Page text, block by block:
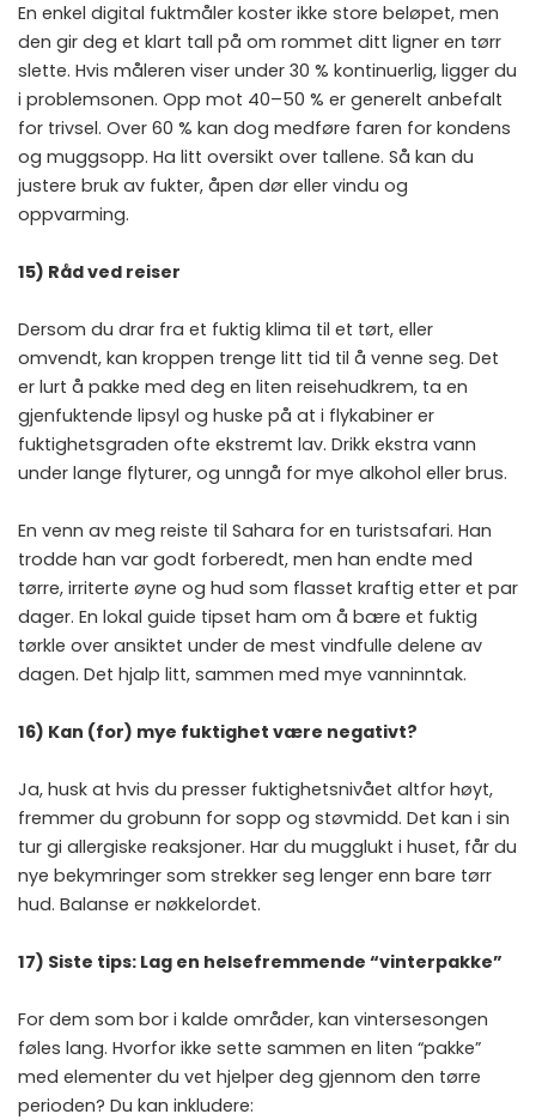
En enkel digital fuktmåler koster ikke store beløpet, men
den gir deg et klart tall på om rommet ditt ligner en tørr
slette. Hvis måleren viser under 30 % kontinuerlig, ligger du
i problemsonen. Opp mot 40–50 % er generelt anbefalt
for trivsel. Over 60 % kan dog medføre faren for kondens
og muggsopp. Ha litt oversikt over tallene. Så kan du
justere bruk av fukter, åpen dør eller vindu og
oppvarming.
15) Råd ved reiser
Dersom du drar fra et fuktig klima til et tørt, eller
omvendt, kan kroppen trenge litt tid til å venne seg. Det
er lurt å pakke med deg en liten reisehudkrem, ta en
gjenfuktende lipsyl og huske på at i flykabiner er
fuktighetsgraden ofte ekstremt lav. Drikk ekstra vann
under lange flyturer, og unngå for mye alkohol eller brus.
En venn av meg reiste til Sahara for en turistsafari. Han
trodde han var godt forberedt, men han endte med
tørre, irriterte øyne og hud som flasset kraftig etter et par
dager. En lokal guide tipset ham om å bære et fuktig
tørkle over ansiktet under de mest vindfulle delene av
dagen. Det hjalp litt, sammen med mye vanninntak.
16) Kan (for) mye fuktighet være negativt?
Ja, husk at hvis du presser fuktighetsnivået altfor høyt,
fremmer du grobunn for sopp og støvmidd. Det kan i sin
tur gi allergiske reaksjoner. Har du mugglukt i huset, får du
nye bekymringer som strekker seg lenger enn bare tørr
hud. Balanse er nøkkelordet.
17) Siste tips: Lag en helsefremmende “vinterpakke”
For dem som bor i kalde områder, kan vintersesongen
føles lang. Hvorfor ikke sette sammen en liten “pakke”
med elementer du vet hjelper deg gjennom den tørre
perioden? Du kan inkludere: